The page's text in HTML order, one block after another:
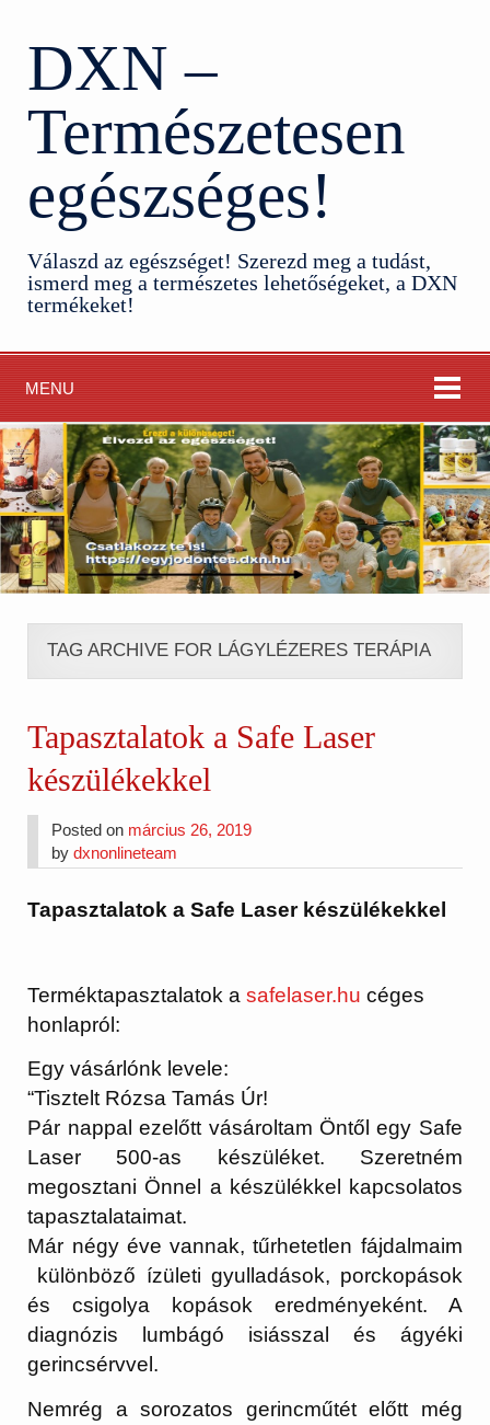
DXN –
Természetesen
egészséges!
Válaszd az egészséget! Szerezd meg a tudást,
ismerd meg a természetes lehetőségeket, a DXN
termékeket!
MENU
TAG ARCHIVE FOR LÁGYLÉZERES TERÁPIA
Tapasztalatok a Safe Laser
készülékekkel
Posted on március 26, 2019
bydxnonlineteam
Tapasztalatok a Safe Laser készülékekkel
Terméktapasztalatok asafelaser.hu céges
honlapról:
Egy vásárlónk levele:
“Tisztelt Rózsa Tamás Úr!
Pár nappal ezelőtt vásároltam Öntől egy Safe
Laser 500-as készüléket. Szeretném
megosztani Önnel a készülékkel kapcsolatos
tapasztalataimat.
Már négy éve vannak, tűrhetetlen fájdalmaim
különböző ízületi gyulladások, porckopások
és csigolya kopások eredményeként. A
diagnózis lumbágó isiásszal és ágyéki
gerincsérvvel.
Nemrég a sorozatos gerincműtét előtt még